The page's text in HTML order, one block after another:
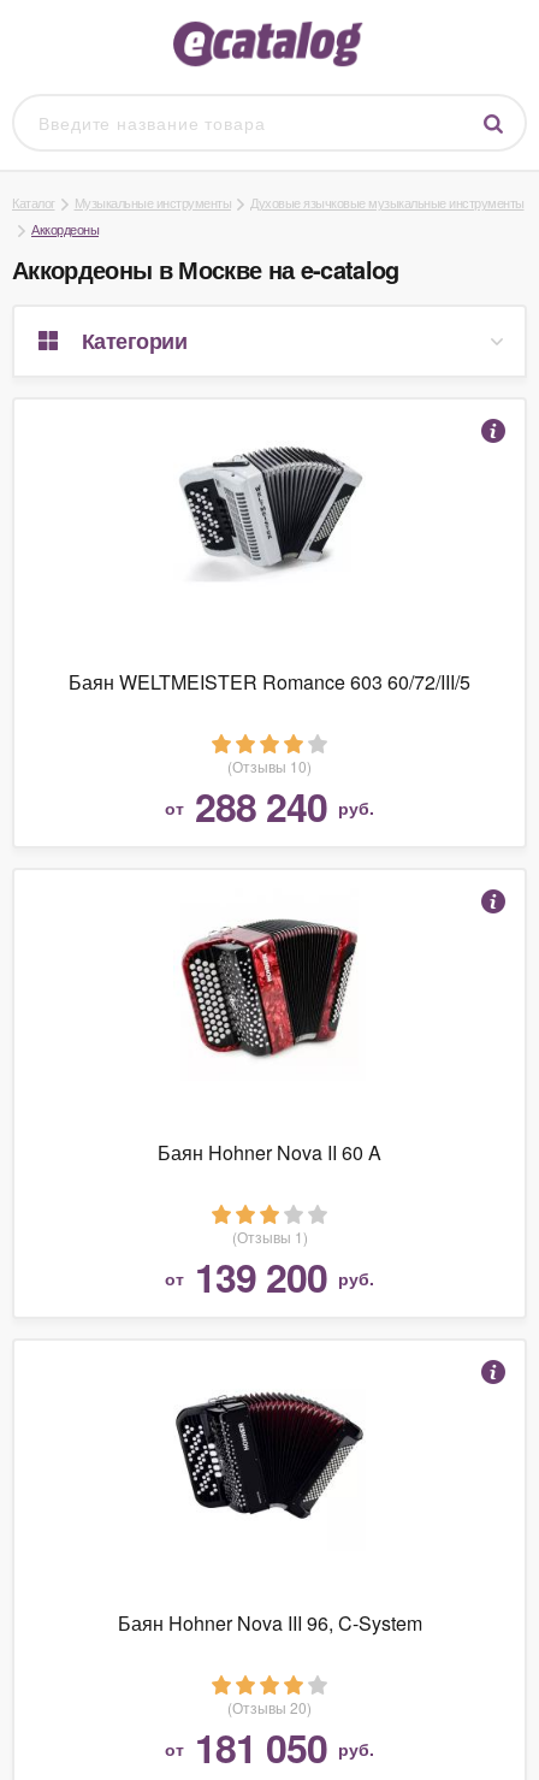
Каталог Музыкальные инструменты
Духовые язычковые музыкальные инструменты
Аккордеоны
Аккордеоны в Москве на e-catalog
Категории
Баян WELTMEISTER Romance 603 60/72/III/5
(Отзывы 10)
от 288 240 руб.
Баян Hohner Nova II 60 A
(Отзывы 1)
от 139 200 руб.
Баян Hohner Nova III 96, C-System
(Отзывы 20)
от 181 050 руб.